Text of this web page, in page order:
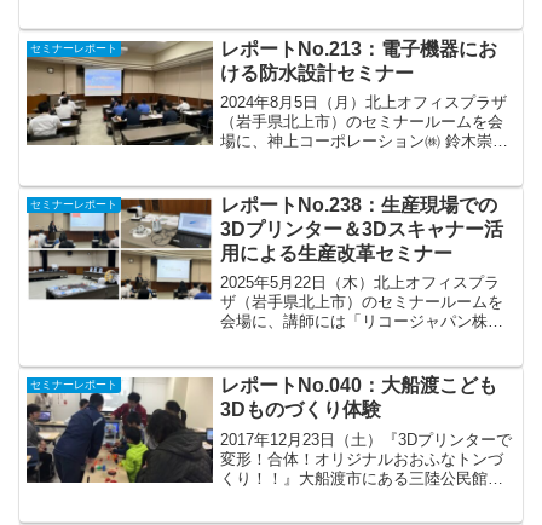
などの利活用」がカギとなります。 そう
したツールを...
セミナーレポート
レポートNo.213：電子機器にお
ける防水設計セミナー
2024年8月5日（月）北上オフィスプラザ
（岩手県北上市）のセミナールームを会
場に、神上コーポレーション㈱ 鈴木崇司
略歴＞神上コーポレーション㈱ 代表取締
役 鈴木崇司 ...
セミナーレポート
レポートNo.238：生産現場での
3Dプリンター＆3Dスキャナー活
用による生産改革セミナー
2025年5月22日（木）北上オフィスプラ
ザ（岩手県北上市）のセミナールームを
会場に、講師には「リコージャパン株式
と3Dスキャナーに関するセミナーを開催
しました。リコー...
セミナーレポート
レポートNo.040：大船渡こども
3Dものづくり体験
2017年12月23日（土）『3Dプリンターで
変形！合体！オリジナルおおふなトンづ
くり！！』大船渡市にある三陸公民館に